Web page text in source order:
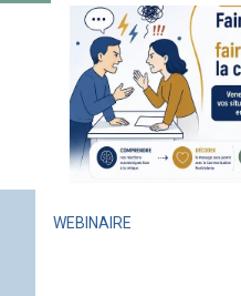
WEBINAIRE